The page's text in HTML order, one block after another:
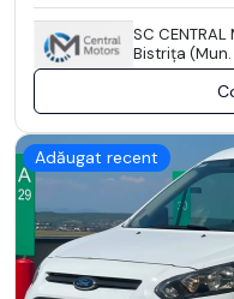
SC CENTRAL
Bistriţa
Adăugat recent